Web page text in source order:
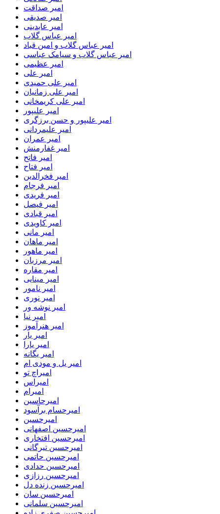
امیر صداقت
امیر صدیقی
امیر عابدینی
امیر عباس گلاب
امیر عباس گلاب و امین قباد
امیر عباس گلاب و سیامک عباسی
امیر عظیمی
امیر علی
امیر علی حمیدی
امیر علی زمانیان
امیر علی کریمخانی
امیر علیپور
امیر علیپور و حسن برزگری
امیر علیمردانی
امیر عمران
امیر غفارمنش
امیر فاتح
امیر فتاح
امیر فخرالدین
امیر فرجام
امیر فریدی
امیر فیصل
امیر قبادی
امیر کاویدی
امیر مانی
امیر ماهان
امیر ماهور
امیر مرزبان
امیر مقاره
امیر مینایی
امیر نامور
امیر نوری
امیر نوشه ور
امیر نیا
امیر هنرآموز
امیر یار
امیر یارا
امیر یگانه
امیر یل و مودی ام
امیراچ تو
امیراس
امیرام
امیرحاسین
امیرحسام برآسود
امیرحسین
امیرحسین اصفهانی
امیرحسین افتخاری
امیرحسین تیرگانی
امیرحسین حاتمی
امیرحسین حدادی
امیرحسین رزازی
امیرحسین زنده دل
امیرحسین سان
امیرحسین سلمانی